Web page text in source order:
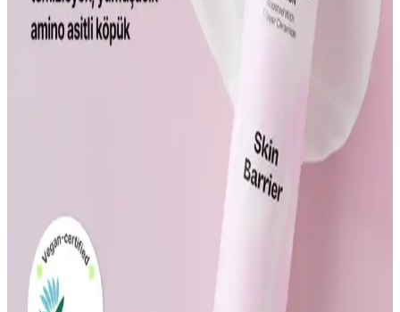
Probiyotiklerin Cilt Bariyerine Faydaları: Doğal
Koruyucu Katmanı Güçlendirme ve Cilt Sağlığı
Probiyotikler, cilt mikroflorasını dengeleyerek bariyeri güçlendirir,
enfeksiyon ve irritasyonu önler, nem tutmayı artırır ve cilt sağlığını
Bağışıklık Sistemini Güçlendiren Yiyecekler ve
Bağışıklık sistemini destekleyen besinler ve yaşam alışkanlıklarıyla
hastalıklara karşı direncinizi artırın, sağlıklı ve enerjik bir yaşam
sürdürün.
Gül Hastalığında Kozmetik Ürünlerin Rolü ve
Bağırsak Sağlığıyla İlişkisi